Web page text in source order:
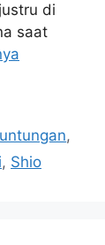
di
saat
,
, Shio